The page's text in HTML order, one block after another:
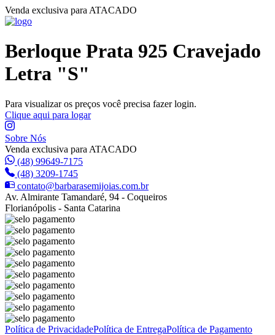
Venda exclusiva para ATACADO
Berloque Prata 925 Cravejado
Letra "S"
Para visualizar os preços você precisa fazer login.
Clique aqui para logar
Sobre Nós
Venda exclusiva para ATACADO
(48) 99649-7175
(48) 3209-1745
contato@barbarasemijoias.com.br
Av. Almirante Tamandaré, 94 - Coqueiros
Florianópolis - Santa Catarina
Política de PrivacidadePolítica de EntregaPolítica de Pagamento